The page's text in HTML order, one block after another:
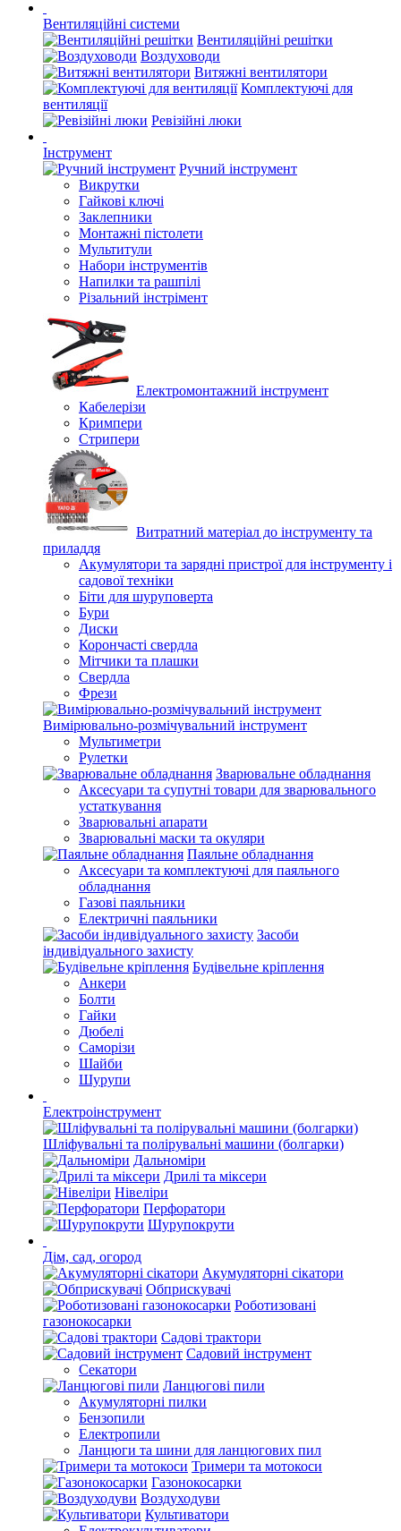
Вентиляційні системи
Вентиляційні решітки
Воздуховоди
Витяжні вентилятори
Комплектуючі для
вентиляції
Ревізійні люки
Інструмент
Ручний інструмент
Викрутки
Гайкові ключі
Заклепники
Монтажні пістолети
Мультитули
Набори інструментів
Напилки та рашпілі
Різальний інстрімент
Електромонтажний інструмент
Кабелерізи
Кримпери
Стрипери
Витратний матеріал до інструменту та
приладдя
Акумулятори та зарядні пристрої для інструменту і
садової техніки
Біти для шуруповерта
Бури
Диски
Корончасті свердла
Мітчики та плашки
Свердла
Фрези
Вимірювально-розмічувальний інструмент
Мультиметри
Рулетки
Зварювальне обладнання
Аксесуари та супутні товари для зварювального
устаткування
Зварювальні апарати
Зварювальні маски та окуляри
Паяльне обладнання
Аксесуари та комплектуючі для паяльного
обладнання
Газові паяльники
Електричні паяльники
Засоби
індивідуального захисту
Будівельне кріплення
Анкери
Болти
Гайки
Дюбелі
Саморізи
Шайби
Шурупи
Електроінструмент
Шліфувальні та полірувальні машини (болгарки)
Дальноміри
Дрилі та міксери
Нівеліри
Перфоратори
Шурупокрути
Дім, сад, огород
Акумуляторні сікатори
Обприскувачі
Роботизовані
газонокосарки
Садові трактори
Садовий інструмент
Секатори
Ланцюгові пили
Акумуляторні пилки
Бензопили
Електропили
Ланцюги та шини для ланцюгових пил
Тримери та мотокоси
Газонокосарки
Воздуходуви
Культиватори